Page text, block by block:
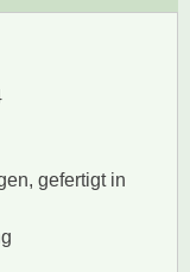
gefertigt in